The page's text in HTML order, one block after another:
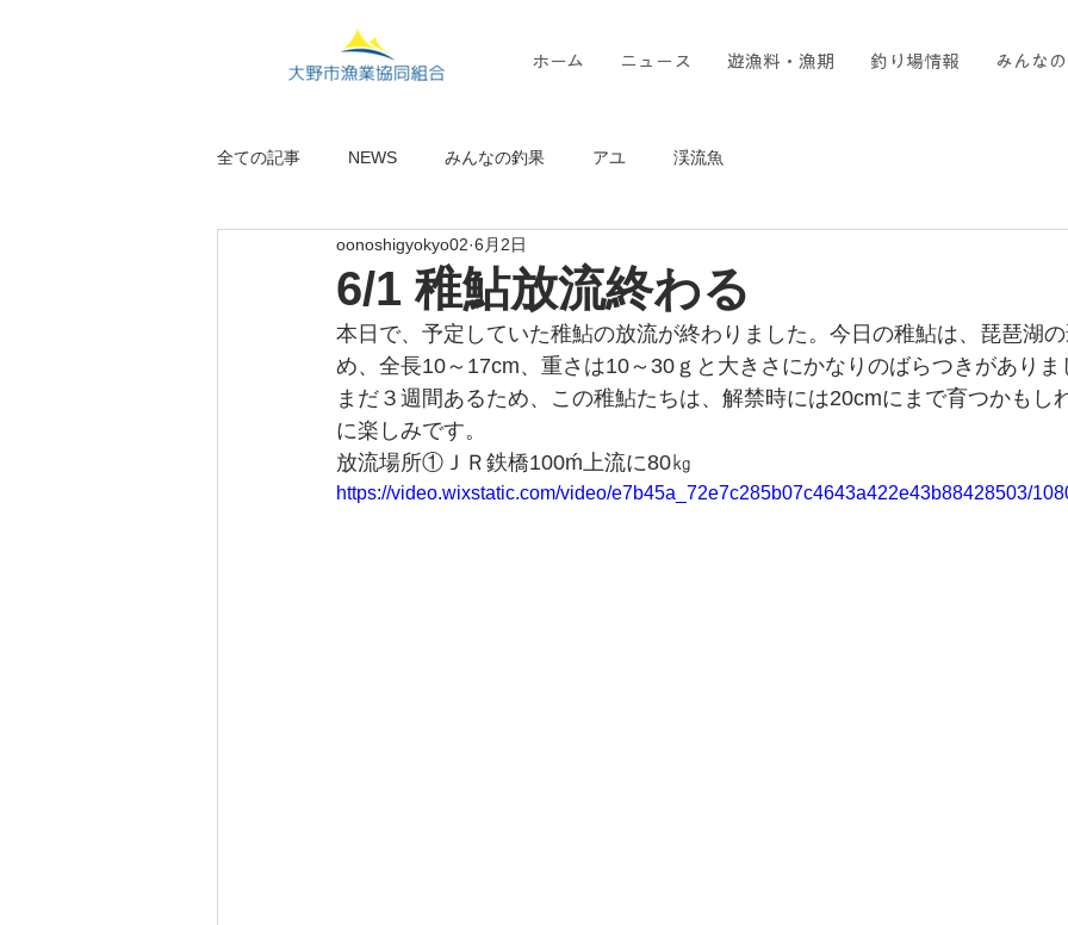
ホーム ニュース 遊漁料・漁期 釣り場情報 みんな
全ての記事 NEWS みんなの釣果 アユ 渓流魚
6/1 稚鮎放流終わる
oonoshigyokyo02 6月2日
本日で、予定していた稚鮎の放流が終わりました。今日の稚鮎は、琵琶湖
め、全長10～17cm、重さは10～30ｇと大きさにかなりのばらつきがあり
まだ３週間あるため、この稚鮎たちは、解禁時には20cmにまで育つかもし
に楽しみです。
放流場所①ＪＲ鉄橋100ḿ上流に80㎏
https://video.wixstatic.com/video/e7b45a_72e7c285b07c4643a422e43b88428503/